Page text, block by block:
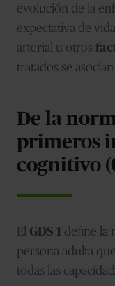
evolución de la
expectativa de
arterial u otros
tratados se
De la
primeros
cognitivo
El GDS 1 define la
persona adulta
todas las